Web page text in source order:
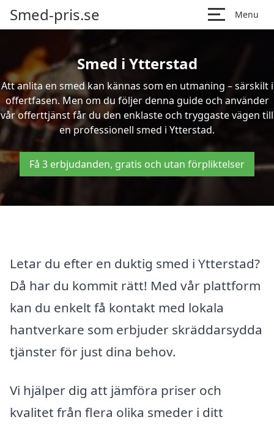
Smed-pris.se Menu
Smed i Ytterstad
Att anlita en smed kan kännas som en utmaning – särskilt i
offertfasen. Men om du följer denna guide och använder
vår offerttjänst får du den enklaste och tryggaste vägen till
en professionell smed i Ytterstad.
Få 3 erbjudanden, gratis och utan förpliktelser
Letar du efter en duktig smed i Ytterstad?
Då har du kommit rätt! Med vår plattform
kan du enkelt få kontakt med lokala
hantverkare som erbjuder skräddarsydda
tjänster för just dina behov.
Vi hjälper dig att jämföra priser och
kvalitet från flera olika smeder i ditt